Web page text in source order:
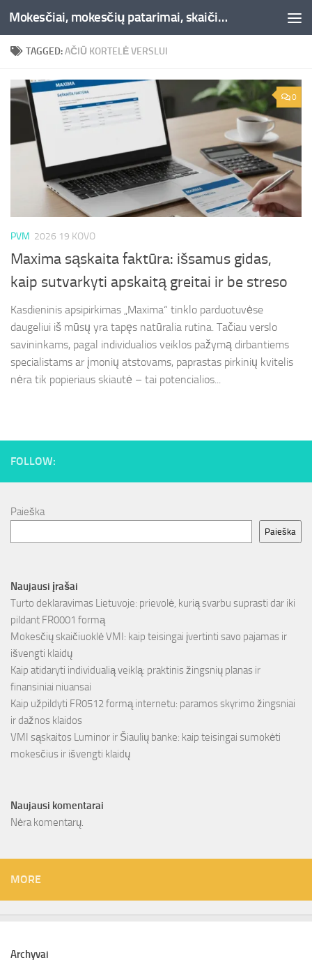
Skip to content Mokesčiai, mokesčių patarimai, skaičiuoklės, straipsniai -Liepaja.lt
TAGGED:AČIŪ KORTELĖ VERSLUI
0
PVM 2026 19 KOVO
Maxima sąskaita faktūra: išsamus gidas,
kaip sutvarkyti apskaitą greitai ir be streso
Kasdieninis apsipirkimas „Maxima“ tinklo parduotuvėse
daugeliui iš mūsų yra tapęs natūralia rutina. Tačiau verslo
savininkams, pagal individualios veiklos pažymą dirbantiems
specialistams ar įmonių atstovams, paprastas pirkinių kvitelis
nėra tik popieriaus skiautė – tai potencialios...
FOLLOW:
Paieška
Paieška
Naujausi įrašai
Turto deklaravimas Lietuvoje: prievolė, kurią svarbu suprasti dar iki
pildant FR0001 formą
Mokesčių skaičiuoklė VMI: kaip teisingai įvertinti savo pajamas ir
išvengti klaidų
Kaip atidaryti individualią veiklą: praktinis žingsnių planas ir
finansiniai niuansai
Kaip užpildyti FR0512 formą internetu: paramos skyrimo žingsniai
ir dažnos klaidos
VMI sąskaitos Luminor ir Šiaulių banke: kaip teisingai sumokėti
mokesčius ir išvengti klaidų
Naujausi komentarai
Nėra komentarų.
MORE
Archyvai